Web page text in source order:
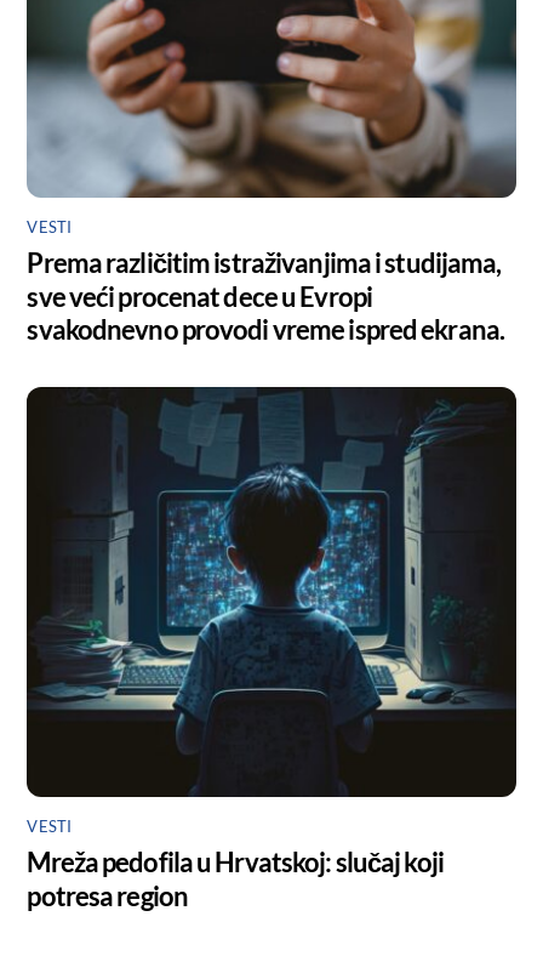
VESTI
Prema različitim istraživanjima i studijama,
sve veći procenat dece u Evropi
svakodnevno provodi vreme ispred ekrana.
VESTI
Mreža pedofila u Hrvatskoj: slučaj koji
potresa region